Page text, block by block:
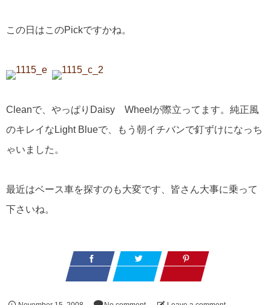
この日はこのPickですかね。
Cleanで、やっぱりDaisy Wheelが際立ってます。純正風
のキレイなLight Blueで、もう朝イチバンで釘ずけになっち
ゃいました。
最近はベース車を探すのも大変です、皆さん大事に乗って
下さいね。